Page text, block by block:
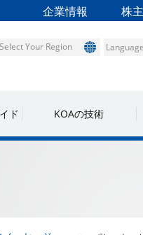
企業情報 株
Select Your Region
ド KOAの技術